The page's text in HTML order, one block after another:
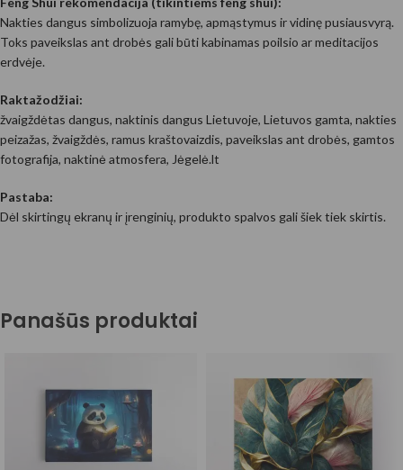
Nakties dangus simbolizuoja ramybę, apmąstymus ir vidinę pusiausvyrą.
Toks paveikslas ant drobės gali būti kabinamas poilsio ar meditacijos
erdvėje.
Raktažodžiai:
žvaigždėtas dangus, naktinis dangus Lietuvoje, Lietuvos gamta, nakties
peizažas, žvaigždės, ramus kraštovaizdis, paveikslas ant drobės, gamtos
fotografija, naktinė atmosfera, Jėgelė.lt
Pastaba:
Dėl skirtingų ekranų ir įrenginių, produkto spalvos gali šiek tiek skirtis.
Panašūs produktai